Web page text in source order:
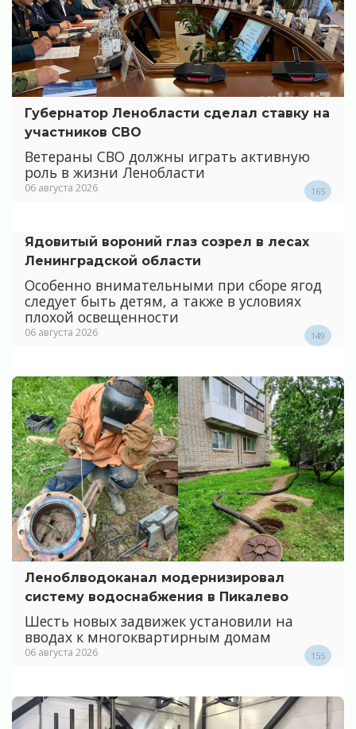
Губернатор Ленобласти сделал ставку на
участников СВО
Ветераны СВО должны играть активную
роль в жизни Ленобласти
06 августа 2026 165
Ядовитый вороний глаз созрел в лесах
Ленинградской области
Особенно внимательными при сборе ягод
следует быть детям, а также в условиях
плохой освещенности
06 августа 2026 149
Леноблводоканал модернизировал
систему водоснабжения в Пикалево
Шесть новых задвижек установили на
вводах к многоквартирным домам
06 августа 2026 155